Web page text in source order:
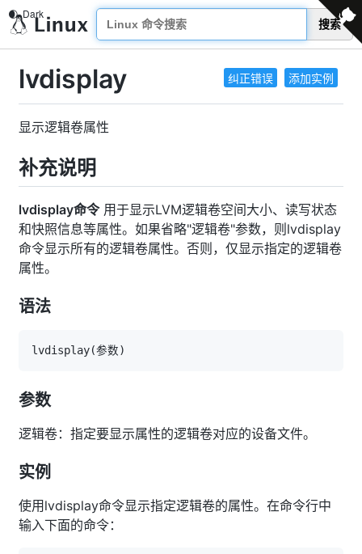
搜索
纠正错误 添加实例
lvdisplay
显示逻辑卷属性
补充说明
lvdisplay命令用于显示LVM逻辑卷空间大小、读写状态
和快照信息等属性。如果省略"逻辑卷"参数，则lvdisplay
命令显示所有的逻辑卷属性。否则，仅显示指定的逻辑卷
属性。
语法
lvdisplay(参数)
参数
逻辑卷：指定要显示属性的逻辑卷对应的设备文件。
实例
使用lvdisplay命令显示指定逻辑卷的属性。在命令行中
输入下面的命令：